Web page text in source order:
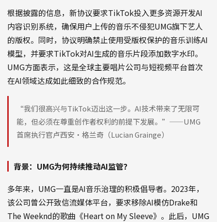
根据披露的信息，新协议要求TikTok投入更多资源开发AI
内容识别系统，确保用户上传的音乐不侵犯UMG旗下艺人
的版权。同时，协议明确禁止使用受版权保护的音乐训练AI
模型，并要求TikTok对AI生成的音乐片段添加数字水印。
UMG方面表示，这是全球主要唱片公司与短视频平台首次
在AI领域达成如此细致的合作规范。
“我们很高兴与TikTok迈出这一步。AI技术带来了无限可
能，但必须在尊重创作者权利的前提下发展。”——UMG
首席执行官卢西安·格兰奇（Lucian Grainge）
背景：UMG为何持续推动AI监管？
多年来，UMG一直是AI音乐治理的积极倡导者。2023年，
该公司曾公开致信流媒体平台，要求移除AI模仿Drake和
The Weeknd的歌曲《Heart on My Sleeve》。此后，UMG